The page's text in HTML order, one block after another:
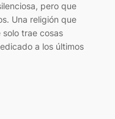
pero que
Una religión que
trae cosas
a los últimos